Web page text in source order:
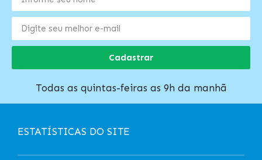
Cadastrar
Todas as quintas-feiras as 9h da manhã
ESTATÍSTICAS DO SITE